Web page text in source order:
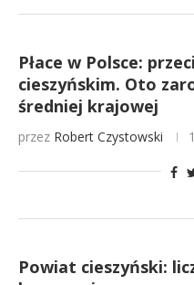
Płace w Polsce:
cieszyńskim. Oto
średniej krajowej
przez Robert Czystowski
Powiat cieszyński: